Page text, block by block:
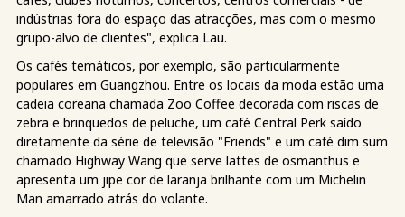
indústrias fora do espaço das atracções, mas com o mesmo
grupo-alvo de clientes", explica Lau.
Os cafés temáticos, por exemplo, são particularmente
populares em Guangzhou. Entre os locais da moda estão uma
cadeia coreana chamada Zoo Coffee decorada com riscas de
zebra e brinquedos de peluche, um café Central Perk saído
diretamente da série de televisão "Friends" e um café dim sum
chamado Highway Wang que serve lattes de osmanthus e
apresenta um jipe cor de laranja brilhante com um Michelin
Man amarrado atrás do volante.